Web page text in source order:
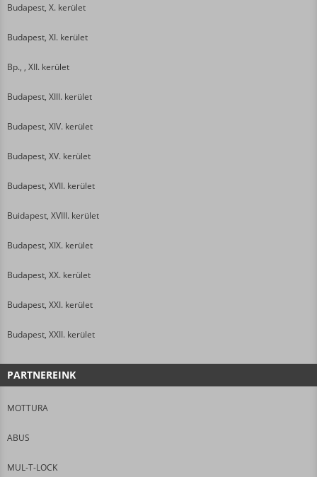
Budapest, X. kerület
Budapest, XI. kerület
Bp., , XII. kerület
Budapest, XIII. kerület
Budapest, XIV. kerület
Budapest, XV. kerület
Budapest, XVII. kerület
Buidapest, XVIII. kerület
Budapest, XIX. kerület
Budapest, XX. kerület
Budapest, XXI. kerület
Budapest, XXII. kerület
PARTNEREINK
MOTTURA
ABUS
MUL-T-LOCK